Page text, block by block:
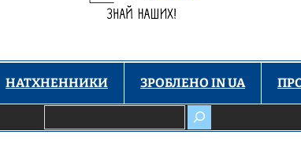
НАТХНЕННИКИ ЗРОБЛЕНО IN UA